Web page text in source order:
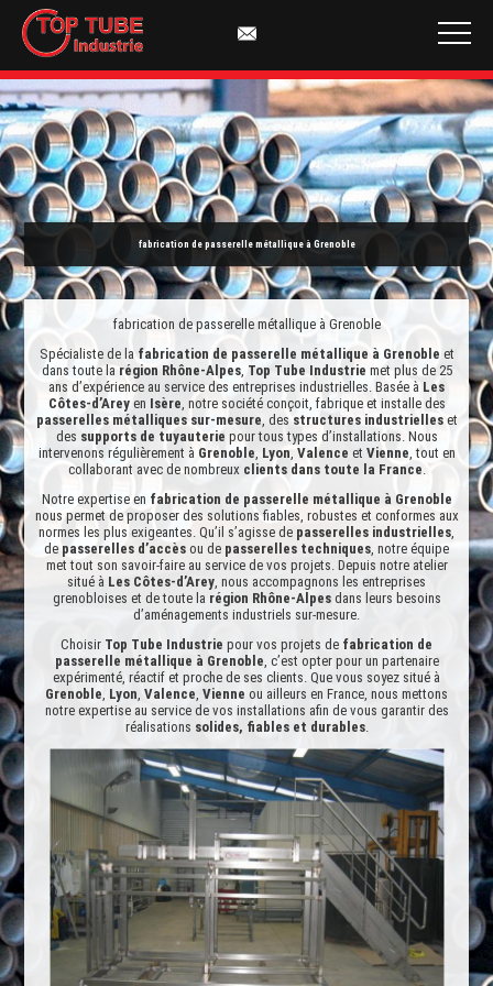
fabrication de passerelle métallique à Grenoble
fabrication de passerelle métallique à Grenoble
Spécialiste de la fabrication de passerelle métallique à Grenoble et
dans toute la région Rhône-Alpes, Top Tube Industrie met plus de 25
ans d’expérience au service des entreprises industrielles. Basée à Les
Côtes-d’Areyen Isère, notre société conçoit, fabrique et installe des
passerelles métalliques sur-mesure, des structures industrielleset
des supports de tuyauterie pour tous types d’installations. Nous
intervenons régulièrement à Grenoble, Lyon, Valence et Vienne, tout en
collaborant avec de nombreux clients dans toute la France.
Notre expertise en fabrication de passerelle métallique à Grenoble
nous permet de proposer des solutions fiables, robustes et conformes aux
normes les plus exigeantes. Qu’il s’agisse de passerelles industrielles,
de passerelles d’accès ou de passerelles techniques, notre équipe
met tout son savoir-faire au service de vos projets. Depuis notre atelier
situé à Les Côtes-d’Arey, nous accompagnons les entreprises
grenobloises et de toute la région Rhône-Alpesdans leurs besoins
d’aménagements industriels sur-mesure.
Choisir Top Tube Industrie pour vos projets de fabrication de
passerelle métallique à Grenoble, c’est opter pour un partenaire
expérimenté, réactif et proche de ses clients. Que vous soyez situé à
Grenoble, Lyon, Valence, Vienne ou ailleurs en France, nous mettons
notre expertise au service de vos installations afin de vous garantir des
réalisations solides, fiables et durables.